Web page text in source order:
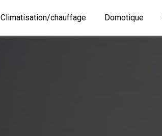
Climatisation/chauffage Domotique